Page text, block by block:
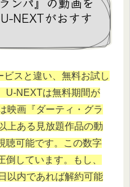
NEXTがおすす
スと違い、無料お試し
U-NEXTは無料期間が
映画『ダーティ・グラ
上ある見放題作品の動
聴可能です。この数字
しています。もし、
以内であれば解約可能